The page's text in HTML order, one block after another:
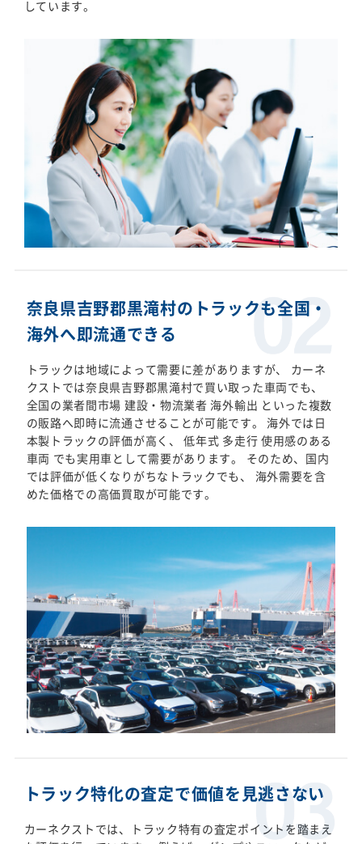
しています。
奈良県吉野郡黒滝村のトラックも全国・
海外へ即流通できる
トラックは地域によって需要に差がありますが、 カーネ
クストでは奈良県吉野郡黒滝村で買い取った車両でも、
全国の業者間市場 建設・物流業者 海外輸出 といった複数
の販路へ即時に流通させることが可能です。 海外では日
本製トラックの評価が高く、 低年式 多走行 使用感のある
車両 でも実用車として需要があります。 そのため、国内
では評価が低くなりがちなトラックでも、 海外需要を含
めた価格での高価買取が可能です。
トラック特化の査定で価値を見逃さない
カーネクストでは、トラック特有の査定ポイントを踏まえ